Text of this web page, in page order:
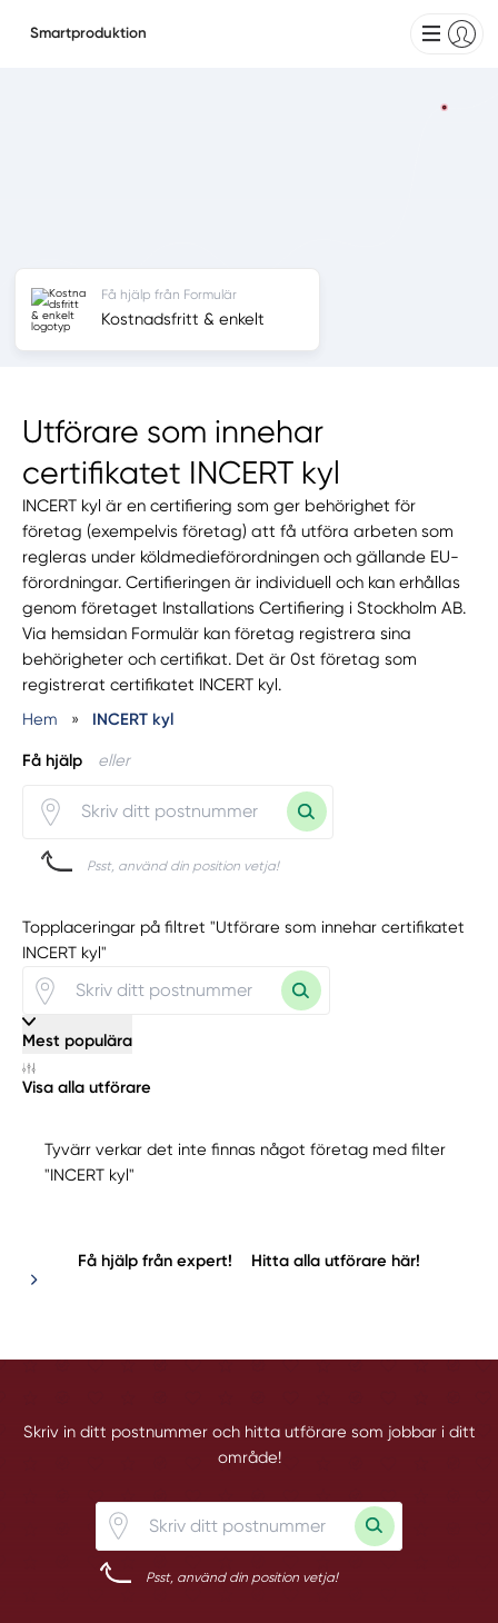
Smartproduktion
Utförare som innehar
certifikatet INCERT kyl
INCERT kyl är en certifiering som ger behörighet för
företag (exempelvis företag) att få utföra arbeten som
regleras under köldmedieförordningen och gällande EU-
förordningar. Certifieringen är individuell och kan erhållas
genom företaget Installations Certifiering i Stockholm AB.
Via hemsidan Formulär kan företag registrera sina
behörigheter och certifikat. Det är 0st företag som
registrerat certifikatet INCERT kyl.
Hem
» INCERT kyl
Få hjälp eller
Psst, använd din position vetja!
Få hjälp från Formulär
Kostnadsfritt & enkelt
Topplaceringar på filtret "Utförare som innehar certifikatet
INCERT kyl"
Mest populära
Visa alla utförare
Tyvärr verkar det inte finnas något företag med filter
"INCERT kyl"
Få hjälp från expert! Hitta alla utförare här!
Skriv in ditt postnummer och hitta utförare som jobbar i ditt
område!
Psst, använd din position vetja!